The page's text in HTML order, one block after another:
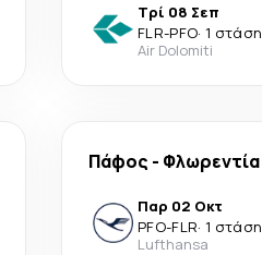
Τρί 08 Σεπ
FLR-PFO· 1 στάση
Air Dolomiti
Πάφος - Φλωρεντία
Παρ 02 Οκτ
PFO-FLR· 1 στάση
Lufthansa